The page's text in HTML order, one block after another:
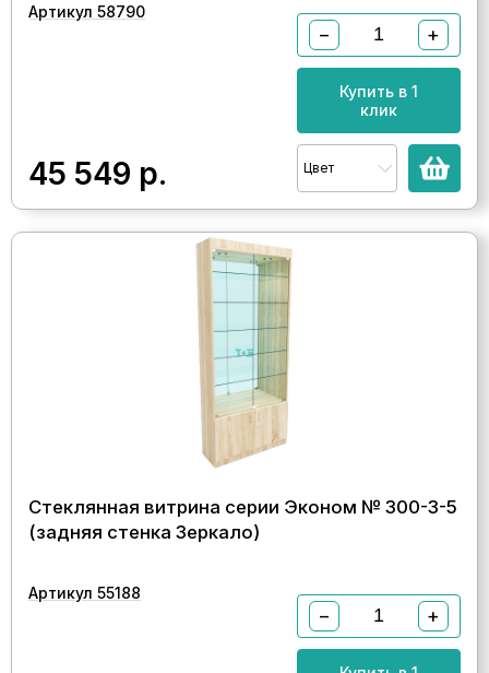
Артикул 58790
45 549 р.
− +
Купить в 1
клик
Цвет
Стеклянная витрина серии Эконом № 300-3-5
(задняя стенка Зеркало)
Артикул 55188
− +